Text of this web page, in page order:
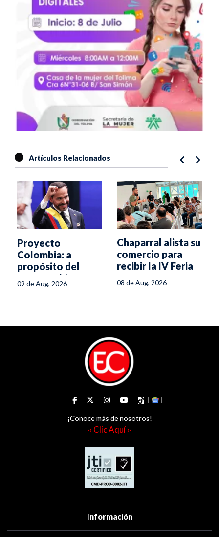
Artículos Relacionados
Proyecto
Colombia: a
propósito del
nuevo gobierno
nacional
09 de Aug, 2026
Chaparral alista su
comercio para
recibir la IV Feria
Café
08 de Aug, 2026
¡Conoce más de nosotros!
›› Clic Aquí ‹‹
Información